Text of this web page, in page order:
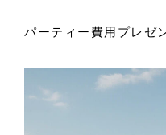
パーティー費用プレゼ